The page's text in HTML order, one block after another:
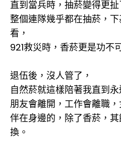
直到當兵時，抽菸變得更扯
整個連隊幾乎都在抽菸，
看，
921救災時，香菸更是功不
退伍後，沒人管了，
自然菸就這樣陪著我直到永
朋友會離開，工作會離職，
伴在身邊的，除了香菸，
換。